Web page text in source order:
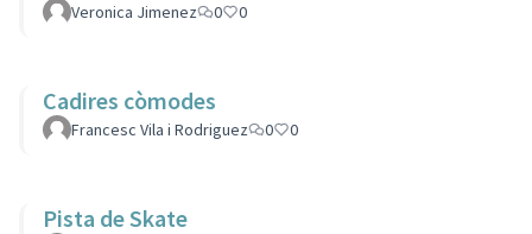
Veronica Jimenez 0 0
Cadires còmodes
Francesc Vila i Rodriguez 0 0
Pista de Skate